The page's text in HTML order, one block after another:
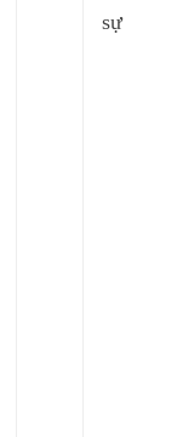
sự